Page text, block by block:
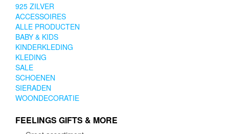
925 ZILVER
ACCESSOIRES
ALLE PRODUCTEN
BABY & KIDS
KINDERKLEDING
KLEDING
SALE
SCHOENEN
SIERADEN
WOONDECORATIE
FEELINGS GIFTS & MORE